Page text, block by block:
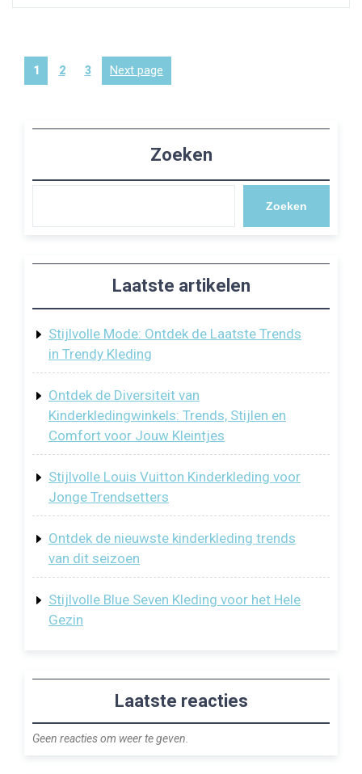
Berichten
Page
1 2 3 Next page
Zoeken
Zoeken
Laatste artikelen
Stijlvolle Mode: Ontdek de Laatste Trends
in Trendy Kleding
Ontdek de Diversiteit van
Kinderkledingwinkels: Trends, Stijlen en
Comfort voor Jouw Kleintjes
Stijlvolle Louis Vuitton Kinderkleding voor
Jonge Trendsetters
Ontdek de nieuwste kinderkleding trends
van dit seizoen
Stijlvolle Blue Seven Kleding voor het Hele
Gezin
Laatste reacties
Geen reacties om weer te geven.